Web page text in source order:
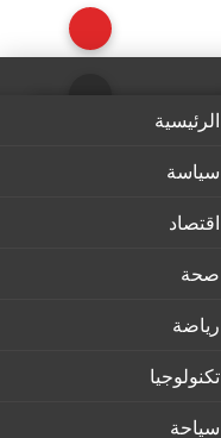
الرئيسية
سياسة
اقتصاد
صحة
رياضة
تكنولوجيا
سياحة